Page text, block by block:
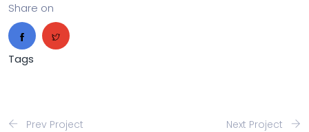
Share on
Tags
Prev Project Next Project